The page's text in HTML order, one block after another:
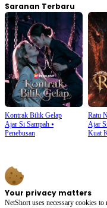
Saranan Terbaru
Kontrak Bilik Gelap
Ajar Si Sampah ⦁
Penebusan
Ratu
Ajar
Kuat
Your privacy matters
NetShort uses necessary cookies